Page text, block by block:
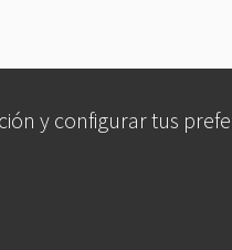
y configurar tus